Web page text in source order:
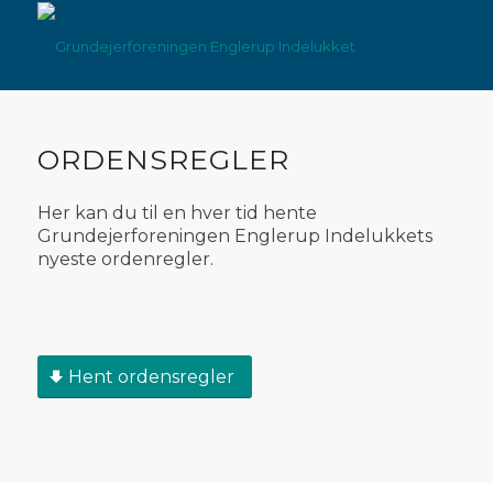
ORDENSREGLER
Her kan du til en hver tid hente
Grundejerforeningen Englerup Indelukkets
nyeste ordenregler.
Hent ordensregler